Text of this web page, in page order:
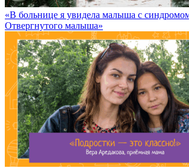
«В больнице я увидела малыша с
Отвергнутого малыша»